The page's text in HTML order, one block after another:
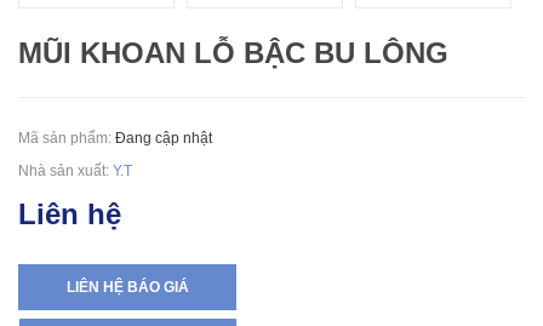
MŨI KHOAN LỖ BẬC BU LÔNG
Mã sản phẩm: Đang cập nhật
Nhà sản xuất: Y.T
Liên hệ
LIÊN HỆ BÁO GIÁ